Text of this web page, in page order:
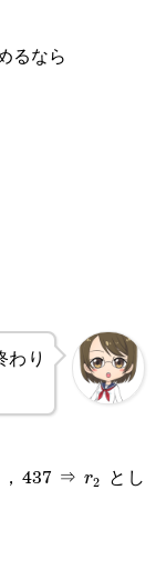
るなら
わり
，437 ⇒ r2 とし